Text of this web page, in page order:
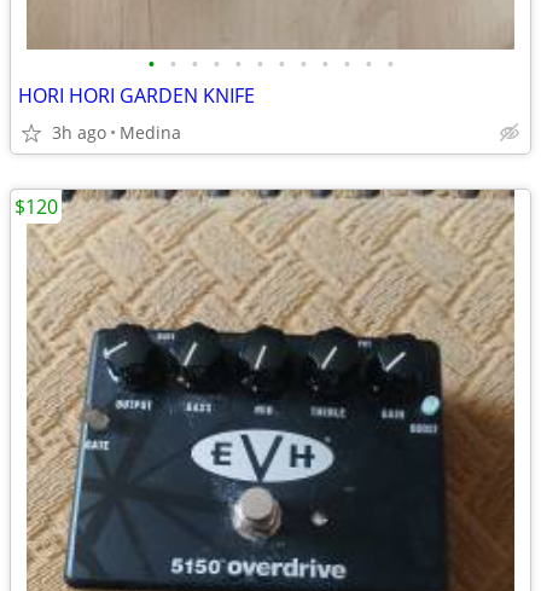
• • • • • • • • • • • •
HORI HORI GARDEN KNIFE
3h ago Medina
$120